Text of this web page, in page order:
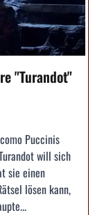
"Turandot"
Puccinis
will sich
sie einen
lösen kann,